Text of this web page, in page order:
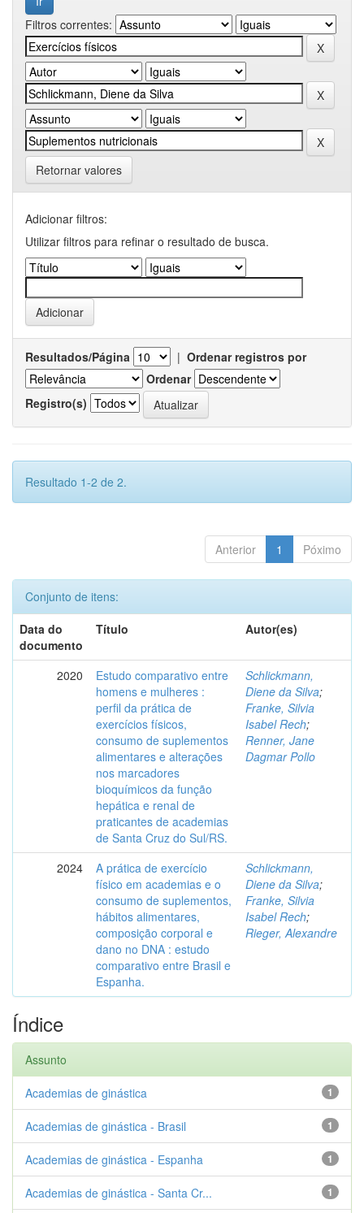
Filtros correntes:
Retornar valores
Adicionar filtros:
Utilizar filtros para refinar o resultado de busca.
Resultados/Página | Ordenar registros por
Ordenar
Registro(s)
Resultado 1-2 de 2.
Anterior 1 Póximo
Conjunto de itens:
Data do
documento
Título Autor(es)
2020
Estudo comparativo entre
homens e mulheres :
perfil da prática de
exercícios físicos,
consumo de suplementos
alimentares e alterações
nos marcadores
bioquímicos da função
hepática e renal de
praticantes de academias
de Santa Cruz do Sul/RS.
Schlickmann,
Diene da Silva;
Franke, Silvia
Isabel Rech;
Renner, Jane
Dagmar Pollo
2024
A prática de exercício
físico em academias e o
consumo de suplementos,
hábitos alimentares,
composição corporal e
dano no DNA : estudo
comparativo entre Brasil e
Espanha.
Schlickmann,
Diene da Silva;
Franke, Silvia
Isabel Rech;
Rieger, Alexandre
Índice
Assunto
1
Academias de ginástica
1
Academias de ginástica - Brasil
1
Academias de ginástica - Espanha
1
Academias de ginástica - Santa Cr...